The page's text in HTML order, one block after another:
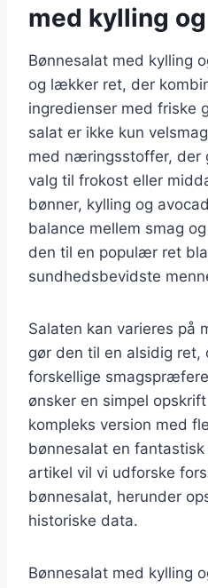
med kylling
Bønnesalat med kylling
og lækker ret, der
ingredienser med friske
salat er ikke kun
med næringsstoffer, der
valg til frokost eller
bønner, kylling og
balance mellem smag
den til en populær ret
sundhedsbevidste
Salaten kan varieres på
gør den til en alsidig ret,
forskellige
ønsker en simpel
kompleks version med
bønnesalat en
artikel vil vi udforske
bønnesalat, herunder
historiske data.
Bønnesalat med kylling